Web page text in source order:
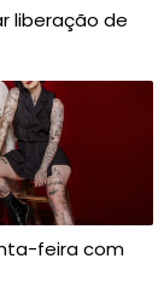
liberação de
feira com